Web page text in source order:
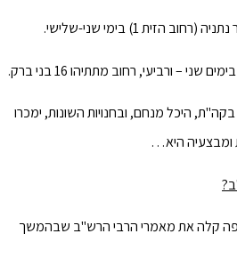
הזית 1) בימי שני-שלישי.
– ורביעי, רחוב מתתיהו 16 בני ברק.
היכל מנחם, ובחנויות השונות, ימכרו
ומבצעיה היא…
בשפה קלה את מאמרי הרבי הרש"ב שבהמשך